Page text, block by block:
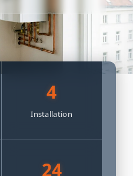
4
Installation
24